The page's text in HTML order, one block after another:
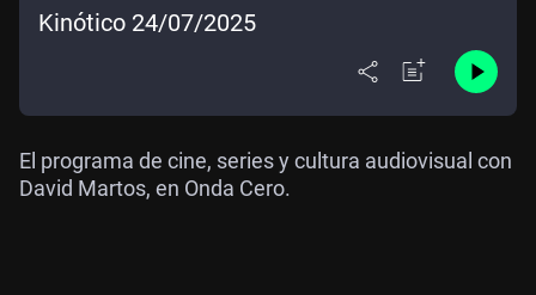
Kinótico 24/07/2025
El programa de cine, series y cultura audiovisual con
David Martos, en Onda Cero.